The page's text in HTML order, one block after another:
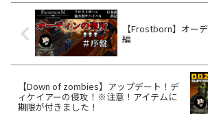
【Frostborn】オー
編
【Down of zombies】アップデート！デ
ィケイアーの侵攻！※注意！アイテムに
期限が付きました！